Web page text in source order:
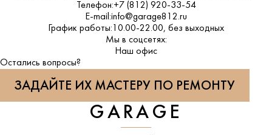
Телефон:+7 (812) 920-33-54
E-mail:info@garage812.ru
График работы: 10.00-22.00, без выходных
Мы в соцсетях:
ВКонтакте
Наш офис
Остались вопросы?
ЗАДАЙТЕ ИХ МАСТЕРУ ПО РЕМОНТУ
GARAGE